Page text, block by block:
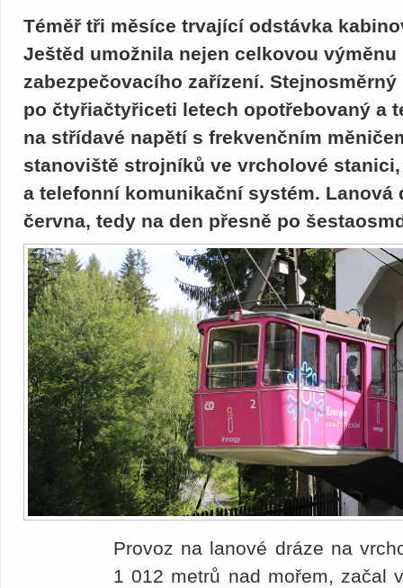
Téměř tři měsíce trvající odstávka
Ještěd umožnila nejen celkovou výměnu
zabezpečovacího zařízení.
po čtyřiačtyřiceti letech opotřebovaný a
na střídavé napětí s frekvenčním
stanoviště strojníků ve vrcholové
a telefonní komunikační systém. Lanová
června, tedy na den přesně po
Provoz na lanové dráze na
1 012 metrů nad mořem, začal